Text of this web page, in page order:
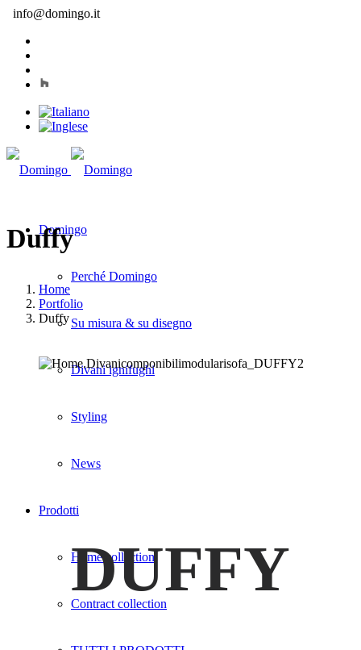
info@domingo.it
Domingo
Perché Domingo
Su misura & su disegno
Divani ignifughi
Styling
News
Prodotti
Home collection
Contract collection
Duffy
Home
Portfolio
Duffy
DUFFY